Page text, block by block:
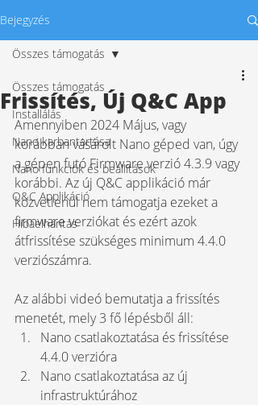
Bejegyzés
Összes támogatás
Installálás
Nano karbantartása
Nano funkciók és beállítások
Q&C Applikáció
Hibaelhárítás
Összes támogatás
Frissítés, Új Q&C App
Amennyiben 2024 Május, vagy
korábban vásárolt Nano géped van, úgy
a gépen futó Firmware verzió 4.3.9 vagy
korábbi. Az új Q&C applikáció már
közvetlenül nem támogatja ezeket a
firmware verziókat és ezért azok
átfrissítése szükséges minimum 4.4.0
verziószámra.
Az alábbi videó bemutatja a frissítés
menetét, mely 3 fő lépésből áll:
Nano csatlakoztatása és frissítése
4.4.0 verzióra
Nano csatlakoztatása az új
infrastruktúrához